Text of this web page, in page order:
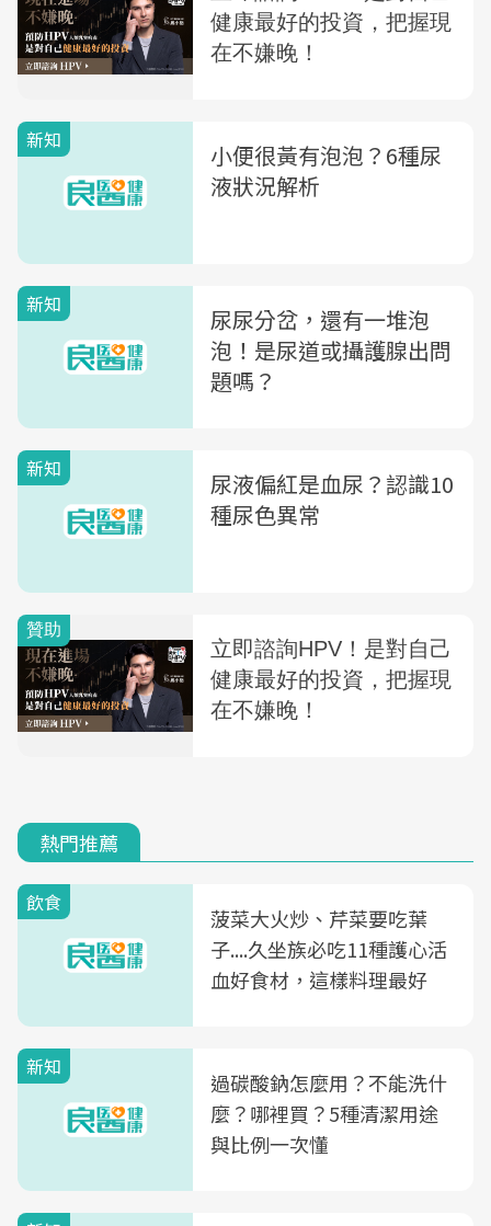
新知
小便很黃有泡泡？6種尿
液狀況解析
新知
尿尿分岔，還有一堆泡
泡！是尿道或攝護腺出問
題嗎？
新知
尿液偏紅是血尿？認識10
種尿色異常
熱門推薦
飲食
菠菜大火炒、芹菜要吃葉
子....久坐族必吃11種護心活
血好食材，這樣料理最好
新知
過碳酸鈉怎麼用？不能洗什
麼？哪裡買？5種清潔用途
與比例一次懂